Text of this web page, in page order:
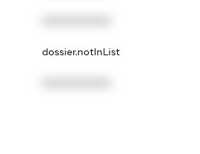
dossier.notInList